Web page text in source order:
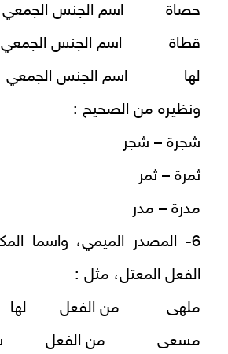
حصاة اسم الجنس
قطاة اسم الجنس
لها اسم الجنس
ونظيره من الصحيح :
شجرة – شجر
ثمرة – ثمر
مدرة – مدر
6- المصدر الميمي، واسما
الفعل المعتل، مثل :
ملهى من الفعل لها
مسعى من الفعل